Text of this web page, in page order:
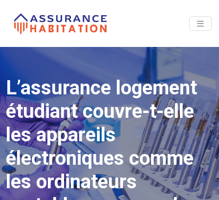
L’assurance logement
étudiant couvre-t-elle
les appareils
électroniques comme
les ordinateurs